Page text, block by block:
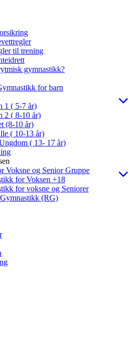
til trening
gymnastikk?
for barn
1 ( 5-7 år)
2 ( 8-10 år)
(8-10 år)
( 10-13 år)
( 13- 17 år)
Voksne og Senior Gruppe
for Voksen +18
for voksne og Seniorer
(RG)